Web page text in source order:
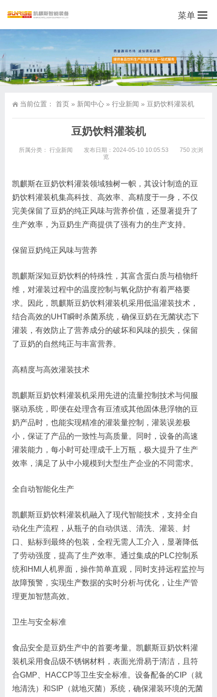
菜单
当前位置： 首页 » 新闻中心 » 行业新闻 » 豆奶饮料灌装机
豆奶饮料灌装机
所属分类： 行业新闻 发布日期：2024-05-10 10:05:53
750 次浏
览
凯麒斯在豆奶饮料灌装领域独树一帜，其设计制造的豆
奶饮料灌装机集高科技、高效率、高精度于一身，不仅
完美保留了豆奶的纯正风味与营养价值，还显著提升了
生产效率，为豆奶生产商提供了强有力的生产支持。
保留豆奶纯正风味与营养
凯麒斯深知豆奶饮料的特殊性，其富含蛋白质与植物纤
维，对灌装过程中的温度控制与氧化防护有着严格要
求。因此，凯麒斯豆奶饮料灌装机采用低温灌装技术，
结合高效的UHT瞬时杀菌系统，确保豆奶在无菌状态下
灌装，有效防止了营养成分的破坏和风味的损失，保留
了豆奶的自然纯正与丰富营养。
高精度与高效灌装技术
凯麒斯豆奶饮料灌装机采用先进的流量控制技术与伺服
驱动系统，即便在处理含有豆渣或其他固体悬浮物的豆
奶产品时，也能实现精准的灌装量控制，灌装误差极
小，保证了产品的一致性与高质量。同时，设备的高速
灌装能力，每小时可处理成千上万瓶，极大提升了生产
效率，满足了从中小规模到大型生产企业的不同需求。
全自动智能化生产
凯麒斯豆奶饮料灌装机融入了现代智能技术，支持全自
动化生产流程，从瓶子的自动供送、清洗、灌装、封
口、贴标到最终的包装，全程无需人工介入，显著降低
了劳动强度，提高了生产效率。通过集成的PLC控制系
统和HMI人机界面，操作简单直观，同时支持远程监控与
故障预警，实现生产数据的实时分析与优化，让生产管
理更加智慧高效。
卫生与安全标准
食品安全是豆奶生产中的首要考量。凯麒斯豆奶饮料灌
装机采用食品级不锈钢材料，表面光滑易于清洁，且符
合GMP、HACCP等卫生安全标准。设备配备的CIP（就
地清洗）和SIP（就地灭菌）系统，确保灌装环境的无菌